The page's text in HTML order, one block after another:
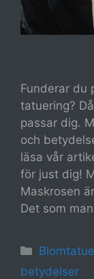
Funderar du
tatuering?
passar dig.
och
läsa vår
för just dig!
Maskrosen
Det som
Kategorier
betydelser